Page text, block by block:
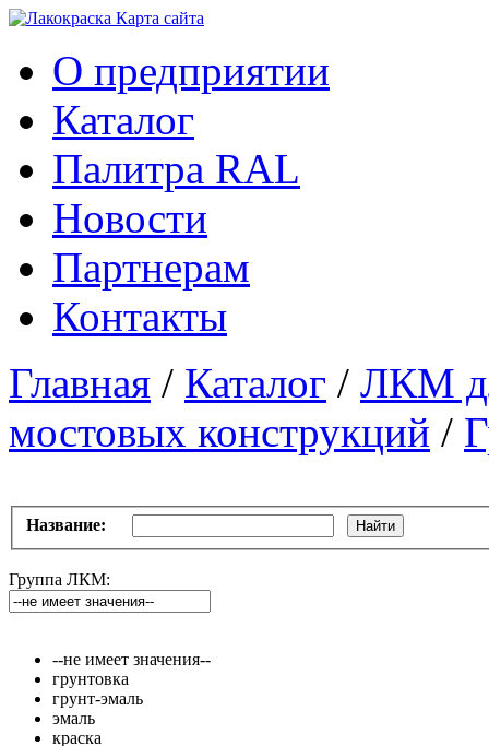
Карта сайтa
О предприятии
Каталог
Палитра RAL
Новости
Партнерам
Контакты
Главная / Каталог / ЛКМ
мостовых конструкций /
Название: Найти
Группа ЛКМ:
--не имеет значения--
грунтовка
грунт-эмаль
эмаль
краска